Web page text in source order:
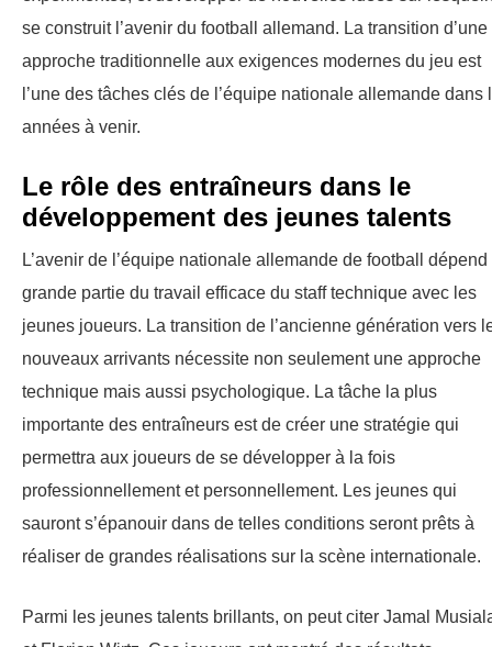
se construit l’avenir du football allemand. La transition d’une
approche traditionnelle aux exigences modernes du jeu est
l’une des tâches clés de l’équipe nationale allemande dans
années à venir.
Le rôle des entraîneurs dans le
développement des jeunes talents
L’avenir de l’équipe nationale allemande de football dépend
grande partie du travail efficace du staff technique avec les
jeunes joueurs. La transition de l’ancienne génération vers
nouveaux arrivants nécessite non seulement une approche
technique mais aussi psychologique. La tâche la plus
importante des entraîneurs est de créer une stratégie qui
permettra aux joueurs de se développer à la fois
professionnellement et personnellement. Les jeunes qui
sauront s’épanouir dans de telles conditions seront prêts à
réaliser de grandes réalisations sur la scène internationale.
Parmi les jeunes talents brillants, on peut citer Jamal